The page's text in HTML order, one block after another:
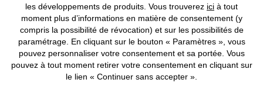
Deutsch Français
les développements de produits. Vous trouverez ici à tout
moment plus d’informations en matière de consentement (y
compris la possibilité de révocation) et sur les possibilités de
paramétrage. En cliquant sur le bouton « Paramètres », vous
pouvez personnaliser votre consentement et sa portée. Vous
pouvez à tout moment retirer votre consentement en cliquant sur
le lien « Continuer sans accepter ».